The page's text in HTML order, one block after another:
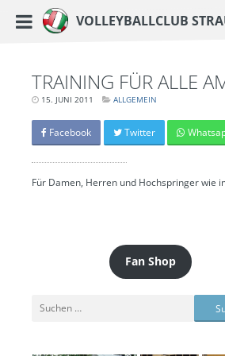
https://www.vc-strausberg.de/wp-content/
Zum
Volleyballclub
Haupt-Menü
TRAINING FÜR ALLE
15. JUNI 2011
LETZTE
15.
MÄRZ
-
UHR
ALLGEMEIN
Facebook Twitter
Für Damen, Herren und Hochspringer wie
Fan Shop
Suchen